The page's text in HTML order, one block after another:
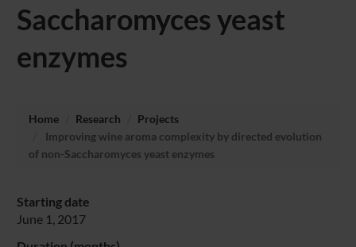
Saccharomyces yeast
enzymes
Home Research
Projects
Improving wine aroma complexity by directed evolution
of non-Saccharomyces yeast enzymes
Starting date
June 1, 2017